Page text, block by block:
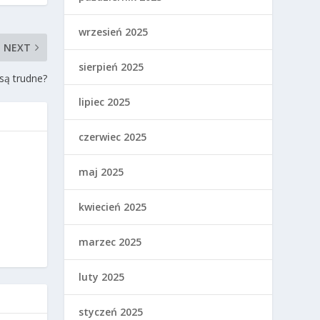
NEXT
trudne?
wrzesień 2025
sierpień 2025
lipiec 2025
czerwiec 2025
maj 2025
kwiecień 2025
marzec 2025
luty 2025
styczeń 2025